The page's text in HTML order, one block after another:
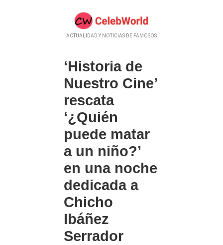
ACTUALIDAD Y NOTICIAS DE FAMOSOS
‘Historia de
Nuestro Cine’
rescata
‘¿Quién
puede matar
a un niño?’
en una noche
dedicada a
Chicho
Ibáñez
Serrador